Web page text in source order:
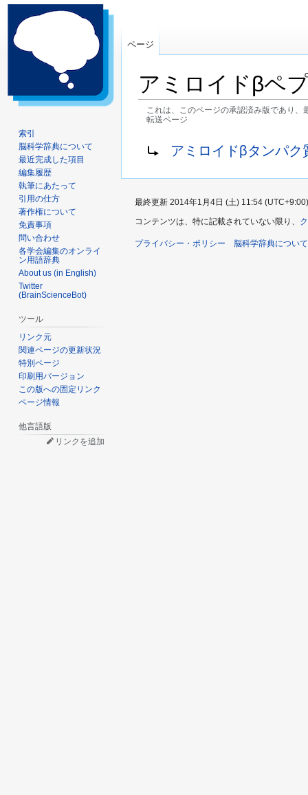
アミロイドβペ
これは、このページの承認済み版であり、
転送ページ
シ
ョ
に
動
転送先: アミロイドβタンパク
ページ
索引
脳科学辞典について
最近完成した項目
編集履歴
執筆にあたって
引用の仕方
著作権について
免責事項
問い合わせ
各学会編集のオンライ
ン用語辞典
About us (in English)
Twitter
(BrainScienceBot)
ツール
リンク元
関連ページの更新状況
特別ページ
印刷用バージョン
この版への固定リンク
ページ情報
他言語版
リンクを追加
最終更新 2014年1月4日 (土) 11:54 (UTC+9:00)
コンテンツは、特に記載されていない限り、
プライバシー・ポリシー 脳科学辞典について